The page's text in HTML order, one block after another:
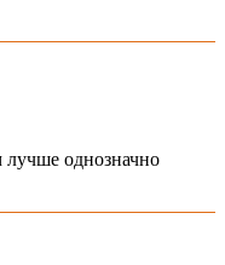
лучше однозначно